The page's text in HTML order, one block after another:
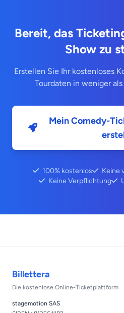
Bereit, das
Show zu
Erstellen Sie Ihr kostenloses
Tourdaten in weniger
Mein Comedy-
100% kostenlos
Keine
Keine Verpflichtung
Billettera
Die kostenlose Online-Ticketplattform
stagemotion SAS